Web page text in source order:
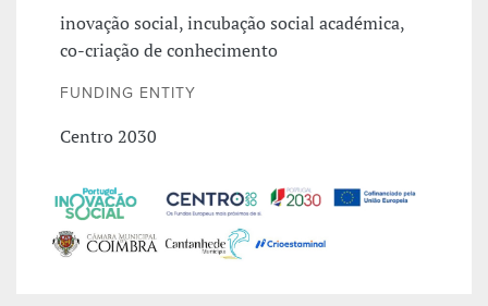
inovação social, incubação social académica,
co-criação de conhecimento
FUNDING ENTITY
Centro 2030